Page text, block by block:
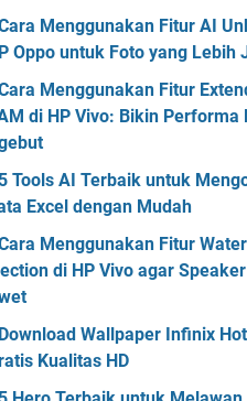
Menggunakan Fitur AI
Oppo untuk Foto yang Lebih
Menggunakan Fitur
di HP Vivo: Bikin Performa
Tools AI Terbaik untuk
Excel dengan Mudah
Menggunakan Fitur Water
di HP Vivo agar
Wallpaper Infinix
Kualitas HD